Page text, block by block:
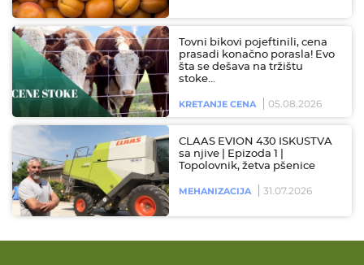
Tovni bikovi pojeftinili, cena
prasadi konačno porasla! Evo
šta se dešava na tržištu
stoke…
KRETANJE CENA 05.08.2026
CLAAS EVION 430 ISKUSTVA
sa njive | Epizoda 1 |
Topolovnik, žetva pšenice
MEHANIZACIJA 31.07.2026